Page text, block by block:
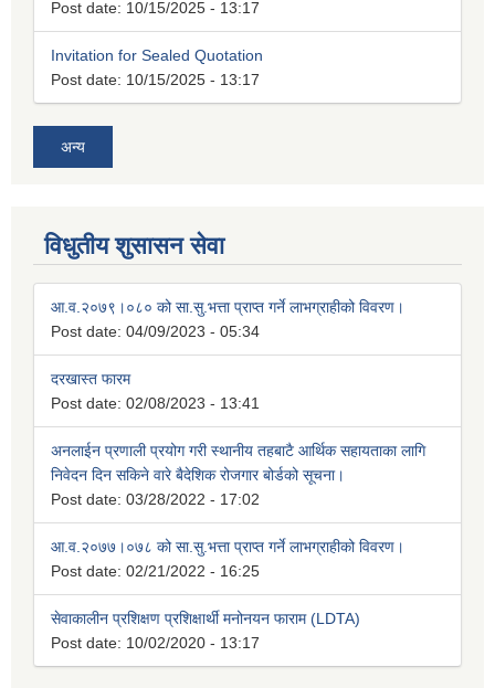
Post date: 10/15/2025 - 13:17
Invitation for Sealed Quotation
Post date: 10/15/2025 - 13:17
अन्य
विधुतीय शुसासन सेवा
आ.व.२०७९।०८० को सा.सु.भत्ता प्राप्त गर्ने लाभग्राहीको विवरण।
Post date: 04/09/2023 - 05:34
दरखास्त फारम
Post date: 02/08/2023 - 13:41
अनलाईन प्रणाली प्रयोग गरी स्थानीय तहबाटै आर्थिक सहायताका लागि
निवेदन दिन सकिने वारे बैदेशिक रोजगार बोर्डको सूचना।
Post date: 03/28/2022 - 17:02
आ.व.२०७७।०७८ को सा.सु.भत्ता प्राप्त गर्ने लाभग्राहीको विवरण।
Post date: 02/21/2022 - 16:25
सेवाकालीन प्रशिक्षण प्रशिक्षार्थी मनोनयन फाराम (LDTA)
Post date: 10/02/2020 - 13:17